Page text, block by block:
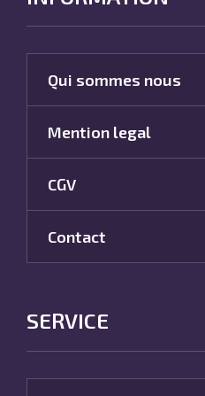
Qui sommes nous
Mention legal
CGV
Contact
SERVICE